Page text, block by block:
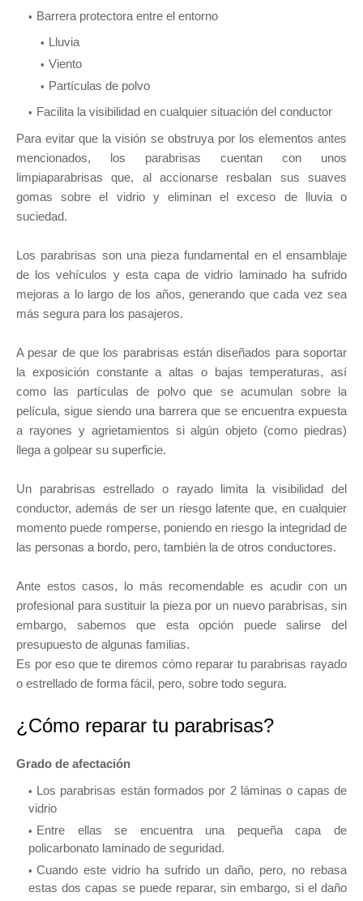
Barrera protectora entre el entorno
Lluvia
Viento
Partículas de polvo
Facilita la visibilidad en cualquier situación del conductor
Para evitar que la visión se obstruya por los elementos antes
mencionados, los parabrisas cuentan con unos
limpiaparabrisas que, al accionarse resbalan sus suaves
gomas sobre el vidrio y eliminan el exceso de lluvia o
suciedad.
Los parabrisas son una pieza fundamental en el ensamblaje
de los vehículos y esta capa de vidrio laminado ha sufrido
mejoras a lo largo de los años, generando que cada vez sea
más segura para los pasajeros.
A pesar de que los parabrisas están diseñados para soportar
la exposición constante a altas o bajas temperaturas, así
como las partículas de polvo que se acumulan sobre la
película, sigue siendo una barrera que se encuentra expuesta
a rayones y agrietamientos si algún objeto (como piedras)
llega a golpear su superficie.
Un parabrisas estrellado o rayado limita la visibilidad del
conductor, además de ser un riesgo latente que, en cualquier
momento puede romperse, poniendo en riesgo la integridad de
las personas a bordo, pero, también la de otros conductores.
Ante estos casos, lo más recomendable es acudir con un
profesional para sustituir la pieza por un nuevo parabrisas, sin
embargo, sabemos que esta opción puede salirse del
presupuesto de algunas familias.
Es por eso que te diremos cómo reparar tu parabrisas rayado
o estrellado de forma fácil, pero, sobre todo segura.
¿Cómo reparar tu parabrisas?
Grado de afectación
Los parabrisas están formados por 2 láminas o capas de
vidrio
Entre ellas se encuentra una pequeña capa de
policarbonato laminado de seguridad.
Cuando este vidrio ha sufrido un daño, pero, no rebasa
estas dos capas se puede reparar, sin embargo, si el daño